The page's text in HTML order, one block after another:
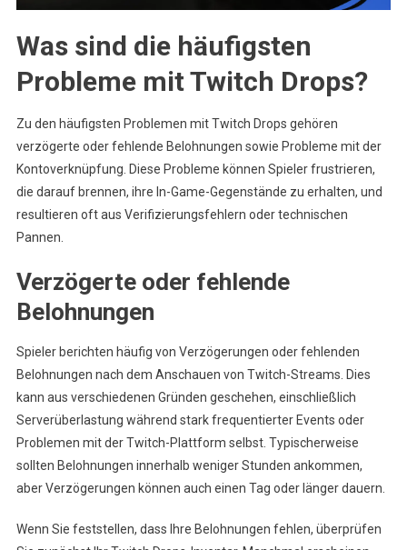
Was sind die häufigsten
Probleme mit Twitch Drops?
Zu den häufigsten Problemen mit Twitch Drops gehören
verzögerte oder fehlende Belohnungen sowie Probleme mit der
Kontoverknüpfung. Diese Probleme können Spieler frustrieren,
die darauf brennen, ihre In-Game-Gegenstände zu erhalten, und
resultieren oft aus Verifizierungsfehlern oder technischen
Pannen.
Verzögerte oder fehlende
Belohnungen
Spieler berichten häufig von Verzögerungen oder fehlenden
Belohnungen nach dem Anschauen von Twitch-Streams. Dies
kann aus verschiedenen Gründen geschehen, einschließlich
Serverüberlastung während stark frequentierter Events oder
Problemen mit der Twitch-Plattform selbst. Typischerweise
sollten Belohnungen innerhalb weniger Stunden ankommen,
aber Verzögerungen können auch einen Tag oder länger dauern.
Wenn Sie feststellen, dass Ihre Belohnungen fehlen, überprüfen